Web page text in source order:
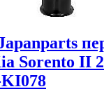
Sorento II